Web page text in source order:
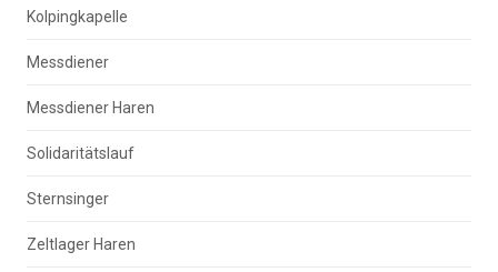
Kolpingkapelle
Messdiener
Messdiener Haren
Solidaritätslauf
Sternsinger
Zeltlager Haren